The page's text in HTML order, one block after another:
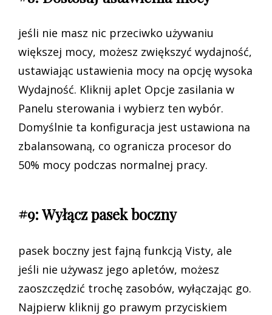
jeśli nie masz nic przeciwko używaniu
większej mocy, możesz zwiększyć wydajność,
ustawiając ustawienia mocy na opcję wysoka
Wydajność. Kliknij aplet Opcje zasilania w
Panelu sterowania i wybierz ten wybór.
Domyślnie ta konfiguracja jest ustawiona na
zbalansowaną, co ogranicza procesor do
50% mocy podczas normalnej pracy.
#9: Wyłącz pasek boczny
pasek boczny jest fajną funkcją Visty, ale
jeśli nie używasz jego apletów, możesz
zaoszczędzić trochę zasobów, wyłączając go.
Najpierw kliknij go prawym przyciskiem